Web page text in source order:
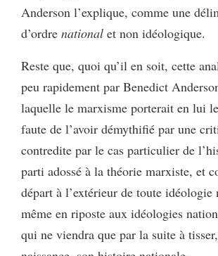
Anderson l’explique, comme une
d’ordre national et non idéologique.
Reste que, quoi qu’il en soit, cette
peu rapidement par Benedict
laquelle le marxisme porterait en lui
faute de l’avoir démythifié par une
contredite par le cas particulier de
parti adossé à la théorie marxiste, et
départ à l’extérieur de toute idéologie
même en riposte aux idéologies
qui ne viendra que par la suite à